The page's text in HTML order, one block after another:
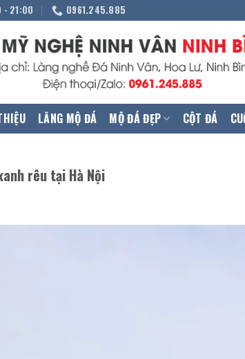
- 21:00 0961.245.885
LĂNG MỘ ĐÁ MỘ ĐÁ ĐẸP CỘT ĐÁ
rêu tại Hà Nội